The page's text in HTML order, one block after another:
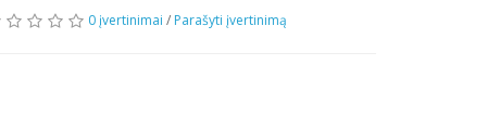
0 įvertinimai / Parašyti įvertinimą